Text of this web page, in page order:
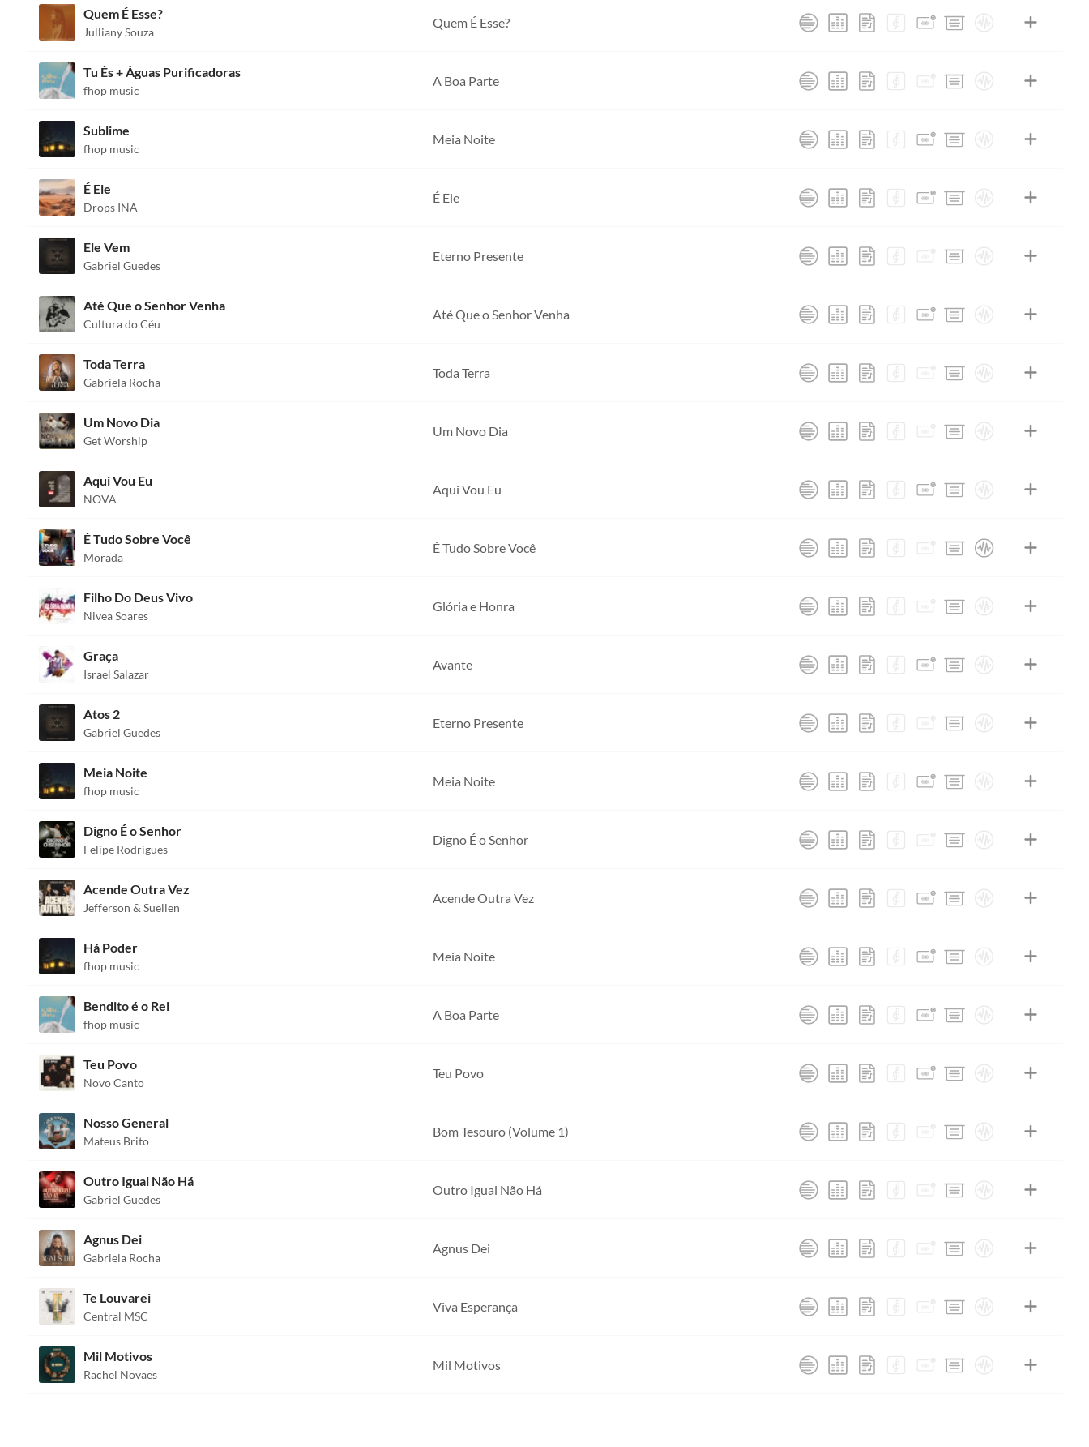
Quem É Esse?
Julliany Souza
Quem É Esse?
Tu És + Águas Purificadoras
fhop music
A Boa Parte
Sublime
fhop music
Meia Noite
É Ele
Drops INA
É Ele
Ele Vem
Gabriel Guedes
Eterno Presente
Até Que o Senhor Venha
Cultura do Céu
Até Que o Senhor Venha
Toda Terra
Gabriela Rocha
Toda Terra
Um Novo Dia
Get Worship
Um Novo Dia
Aqui Vou Eu
NOVA
Aqui Vou Eu
É Tudo Sobre Você
Morada
É Tudo Sobre Você
Filho Do Deus Vivo
Nivea Soares
Glória e Honra
Graça
Israel Salazar
Avante
Atos 2
Gabriel Guedes
Eterno Presente
Meia Noite
fhop music
Meia Noite
Digno É o Senhor
Felipe Rodrigues
Digno É o Senhor
Acende Outra Vez
Jefferson & Suellen
Acende Outra Vez
Há Poder
fhop music
Meia Noite
Bendito é o Rei
fhop music
A Boa Parte
Teu Povo
Novo Canto
Teu Povo
Nosso General
Mateus Brito
Bom Tesouro (Volume 1)
Outro Igual Não Há
Gabriel Guedes
Outro Igual Não Há
Agnus Dei
Gabriela Rocha
Agnus Dei
Te Louvarei
Central MSC
Viva Esperança
Mil Motivos
Rachel Novaes
Mil Motivos